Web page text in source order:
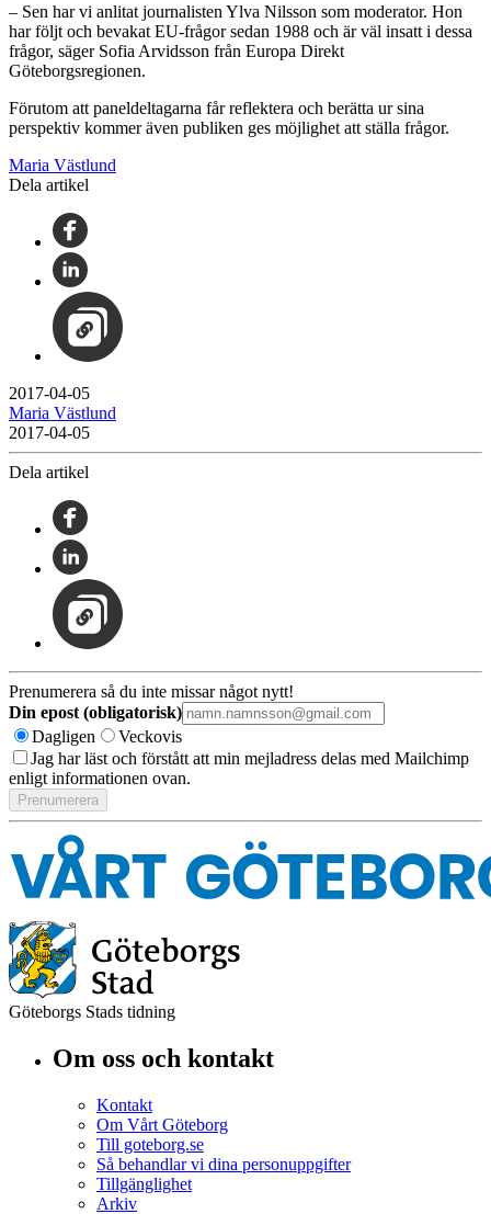
– Sen har vi anlitat journalisten Ylva Nilsson som moderator. Hon
har följt och bevakat EU-frågor sedan 1988 och är väl insatt i dessa
frågor, säger Sofia Arvidsson från Europa Direkt
Göteborgsregionen.
Förutom att paneldeltagarna får reflektera och berätta ur sina
perspektiv kommer även publiken ges möjlighet att ställa frågor.
Maria Västlund
Dela artikel
2017-04-05
Maria Västlund
2017-04-05
Dela artikel
Prenumerera så du inte missar något nytt!
Din epost (obligatorisk)
Dagligen
Veckovis
Jag har läst och förstått att min mejladress delas med Mailchimp
enligt informationen ovan.
Göteborgs Stads tidning
Om oss och kontakt
Kontakt
Om Vårt Göteborg
Till goteborg.se
Så behandlar vi dina personuppgifter
Tillgänglighet
Arkiv